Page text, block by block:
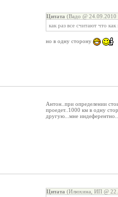
Цитата (Вадо @ 24.09.2010
как раз все считают что
но в одну сторону
Антон..при определении
проедет..1000 км в одну
другую...мне
Цитата (Илюхина, ИП @